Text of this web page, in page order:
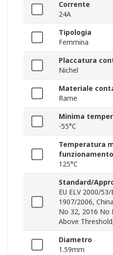
Corrente
24A
Tipologia
Femmina
Placcatura
Nichel
Materiale
Rame
Minima
-55°C
Temperatura
funzionamento
125°C
Standard/
EU ELV 2000/53/
1907/2006,
No 32, 2016 No
Above
Diametro
1.59mm